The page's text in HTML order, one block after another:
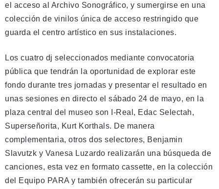
el acceso al Archivo Sonográfico, y sumergirse en una
colección de vinilos única de acceso restringido que
guarda el centro artístico en sus instalaciones.
Los cuatro dj seleccionados mediante convocatoria
pública que tendrán la oportunidad de explorar este
fondo durante tres jornadas y presentar el resultado en
unas sesiones en directo el sábado 24 de mayo, en la
plaza central del museo son I-Real, Edac Selectah,
Superseñorita, Kurt Korthals. De manera
complementaria, otros dos selectores, Benjamin
Slavutzk y Vanesa Luzardo realizarán una búsqueda de
canciones, esta vez en formato cassette, en la colección
del Equipo PARA y también ofrecerán su particular